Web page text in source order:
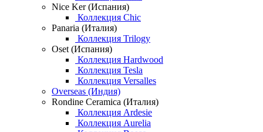
Nice Ker (Испания)
Коллекция Chic
Panaria (Италия)
Коллекция Trilogy
Oset (Испания)
Коллекция Hardwood
Коллекция Tesla
Коллекция Versalles
Overseas (Индия)
Rondine Ceramica (Италия)
Коллекция Ardesie
Коллекция Aurelia